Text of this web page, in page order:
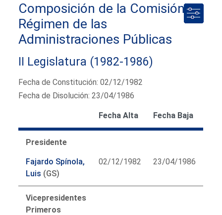
Composición de la Comisión de
Régimen de las
Administraciones Públicas
II Legislatura (1982-1986)
Fecha de Constitución: 02/12/1982
Fecha de Disolución: 23/04/1986
Fecha Alta Fecha Baja
Presidente
Fajardo Spínola,
Luis (GS)
02/12/1982 23/04/1986
Vicepresidentes
Primeros